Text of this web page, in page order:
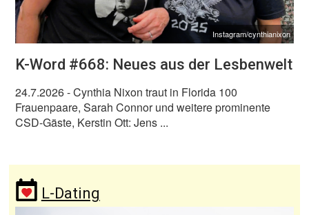
Instagram/cynthianixon
K-Word #668: Neues aus der Lesbenwelt
24.7.2026- Cynthia Nixon traut in Florida 100
Frauenpaare, Sarah Connor und weitere prominente
CSD-Gäste, Kerstin Ott: Jens ...
L-Dating